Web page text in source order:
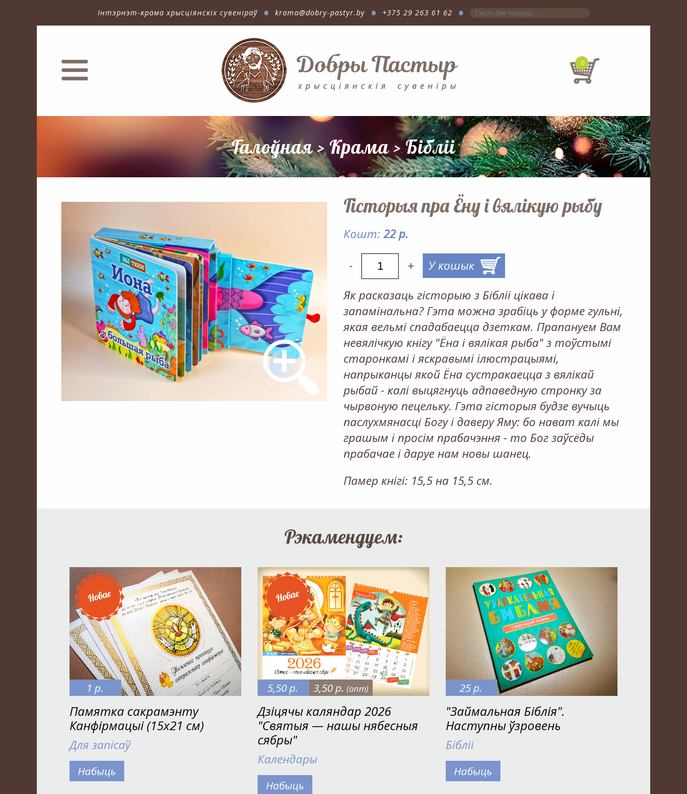
Інтэрнэт-крама хрысціянскіх сувеніраў • krama@dobry-pastyr.by • +375 29 263 61 62 •
0
Галоўная>Крама>Бібліі
Гісторыя пра Ёну і вялікую рыбу
Кошт: 22 р.
- +
У кошык
Як расказаць гісторыю з Бібліі цікава і
запамінальна? Гэта можна зрабіць у форме гульні,
якая вельмі спадабаецца дзеткам. Прапануем Вам
невялічкую кнігу "Ёна і вялікая рыба" з тоўстымі
старонкамі і яскравымі ілюстрацыямі,
напрыканцы якой Ёна сустракаецца з вялікай
рыбай - калі выцягнуць адпаведную стронку за
чырвоную пецельку. Гэта гісторыя будзе вучыць
паслухмянасці Богу і даверу Яму: бо нават калі мы
грашым і просім прабачэння - то Бог заўсёды
прабачае і даруе нам новы шанец.
Памер кнігі: 15,5 на 15,5 см.
Рэкамендуем:
1 р.
Памятка сакрамэнту
Канфірмацыі (15х21 см)
Для запісаў
Набыць
5,50 р. 3,50 р. (опт)
Дзіцячы каляндар 2026
"Святыя — нашы нябесныя
сябры"
Календары
Набыць
25 р.
"Займальная Біблія".
Наступны ўзровень
Бібліі
Набыць